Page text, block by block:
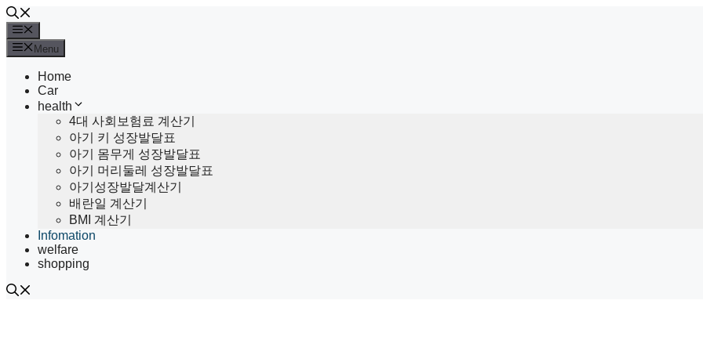
Skip
to
content
Menu
Home
Car
health
4대 사회보험료 계산기
아기 키 성장발달표
아기 몸무게 성장발달표
아기 머리둘레 성장발달표
아기성장발달계산기
배란일 계산기
BMI 계산기
Infomation
welfare
shopping